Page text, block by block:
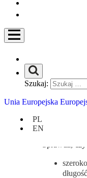
Szukaj:
Unia Europejska
PL
EN
poza
podpory do
dedykowany
potrzebują
przyjmą